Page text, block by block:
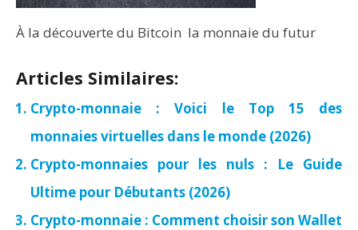
À la découverte du Bitcoin la monnaie du futur
Articles Similaires:
Crypto-monnaie : Voici le Top 15 des
monnaies virtuelles dans le monde (2026)
Crypto-monnaies pour les nuls : Le Guide
Ultime pour Débutants (2026)
Crypto-monnaie : Comment choisir son Wallet